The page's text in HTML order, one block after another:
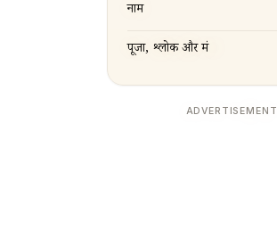
नाम
पूजा, श्लोक और मंत्र
ADVERTISEMENT